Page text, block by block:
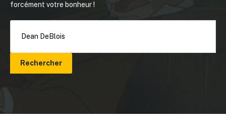
forcément votre bonheur !
Rechercher